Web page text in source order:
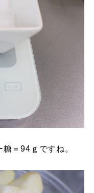
＝94ｇですね。